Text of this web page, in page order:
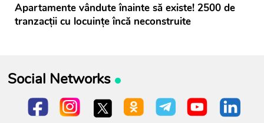
Apartamente vândute înainte să existe! 2500 de
tranzacții cu locuințe încă neconstruite
Social Networks